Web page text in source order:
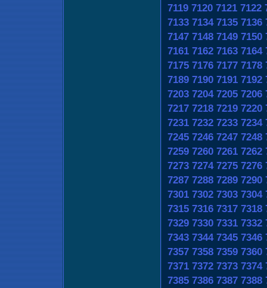
7119 7120 7121 7122
7133 7134 7135 7136
7147 7148 7149 7150
7161 7162 7163 7164
7175 7176 7177 7178
7189 7190 7191 7192
7203 7204 7205 7206
7217 7218 7219 7220
7231 7232 7233 7234
7245 7246 7247 7248
7259 7260 7261 7262
7273 7274 7275 7276
7287 7288 7289 7290
7301 7302 7303 7304
7315 7316 7317 7318
7329 7330 7331 7332
7343 7344 7345 7346
7357 7358 7359 7360
7371 7372 7373 7374
7385 7386 7387 7388